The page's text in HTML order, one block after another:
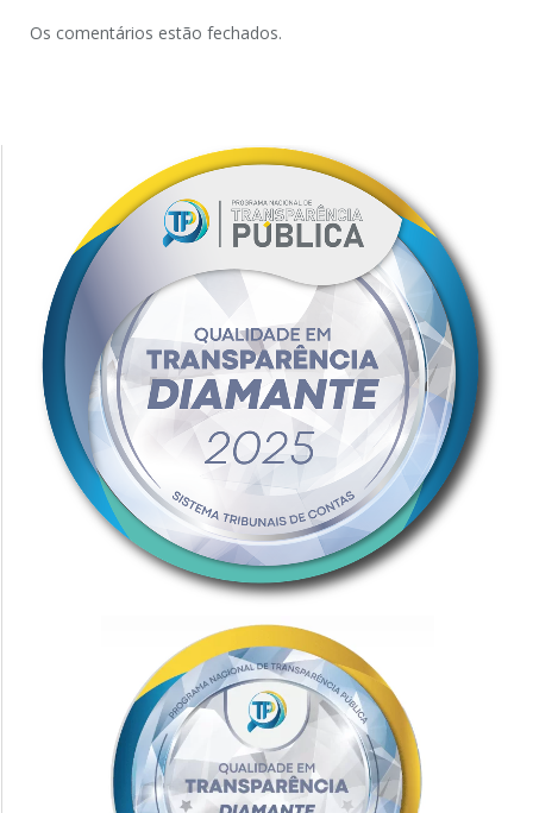
Os comentários estão fechados.